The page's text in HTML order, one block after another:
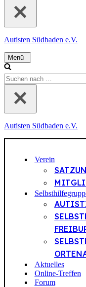
e
n
a
c
h
…
Autisten Südbaden e.V.
N
a
v
i
g
a
o
n
s
S
u
e
n
a
Autisten Südbaden e.V.
Verein
Aktuelles
Online-Treffen
Forum